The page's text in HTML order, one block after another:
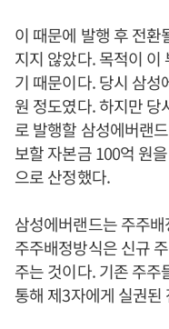
이 때문에 발행 후 전환
지지 않았다. 목적이
기 때문이다. 당시 삼
원 정도였다. 하지만
로 발행할 삼성에버랜
보할 자본금 100억 원
으로 산정했다.
삼성에버랜드는 주주
주주배정방식은 신규
주는 것이다. 기존 주
통해 제3자에게 실권